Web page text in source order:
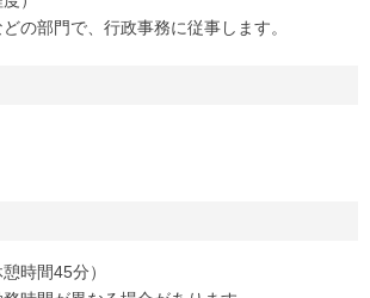
の部門で、行政事務に従事します。
時間45分）